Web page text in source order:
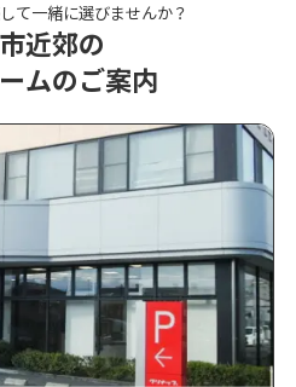
て一緒に選びませんか？
近郊の
ムのご案内